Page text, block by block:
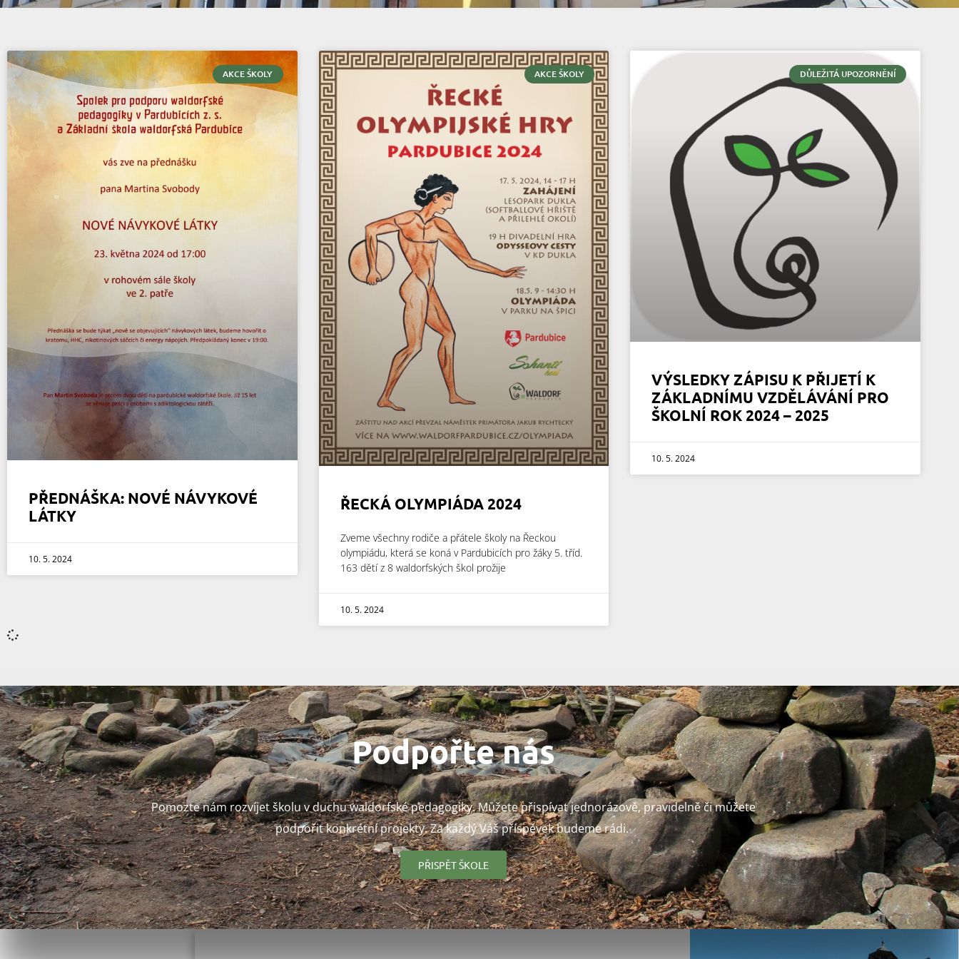
AKCE ŠKOLY
PŘEDNÁŠKA: NOVÉ NÁVYKOVÉ
LÁTKY
10. 5. 2024
AKCE ŠKOLY
ŘECKÁ OLYMPIÁDA 2024
Zveme všechny rodiče a přátele školy na Řeckou
olympiádu, která se koná v Pardubicích pro žáky 5. tříd.
163 dětí z 8 waldorfských škol prožije
10. 5. 2024
DŮLEŽITÁ UPOZORNĚNÍ
VÝSLEDKY ZÁPISU K PŘIJETÍ K
ZÁKLADNÍMU VZDĚLÁVÁNÍ PRO
ŠKOLNÍ ROK 2024 – 2025
10. 5. 2024
Podpořte nás
Pomozte nám rozvíjet školu v duchu waldorfské pedagogiky. Můžete přispívat jednorázově, pravidelně či můžete
podpořit konkrétní projekty. Za každý Váš příspěvek budeme rádi.
PŘISPĚT ŠKOLE